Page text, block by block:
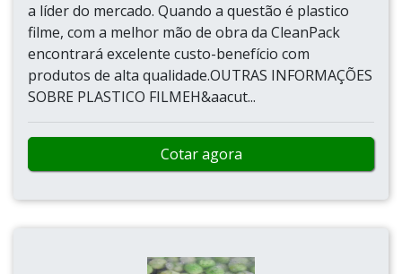
a líder do mercado. Quando a questão é plastico
filme, com a melhor mão de obra da CleanPack
encontrará excelente custo-benefício com
produtos de alta qualidade.OUTRAS INFORMAÇÕES
SOBRE PLASTICO FILMEH&aacut...
Cotar agora